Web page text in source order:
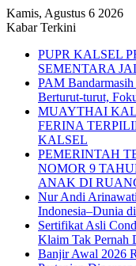
Kamis, Agustus 6 2026
Kabar Terkini
PUPR KALSEL
SEMENTARA
PAM
Berturut-turut,
MUAYTHAI
FERINA
KALSEL
PEMERINTAH
NOMOR 9
ANAK DI
Nur Andi
Indonesia–Dunia
Sertifikat Asli
Klaim Tak Pernah
Banjir Awal 2026